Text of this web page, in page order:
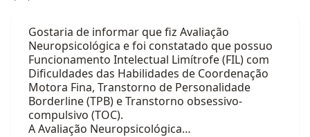
Gostaria de informar que fiz Avaliação
Neuropsicológica e foi constatado que possuo
Funcionamento Intelectual Limítrofe (FIL) com
Dificuldades das Habilidades de Coordenação
Motora Fina, Transtorno de Personalidade
Borderline (TPB) e Transtorno obsessivo-
compulsivo (TOC).
A Avaliação Neuropsicológica…